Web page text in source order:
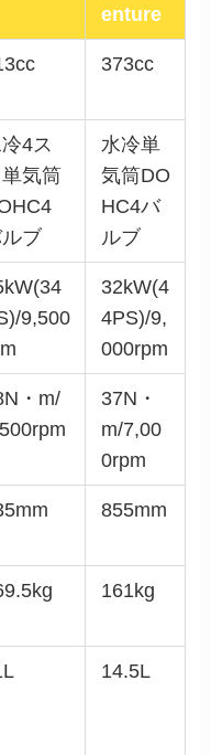
enture
373cc
4ス
単気筒
ブ
水冷単
気筒DO
HC4バ
ルブ
9,500
32kW(4
4PS)/9,
000rpm
・m/
37N・
m/7,00
0rpm
855mm
161kg
14.5L